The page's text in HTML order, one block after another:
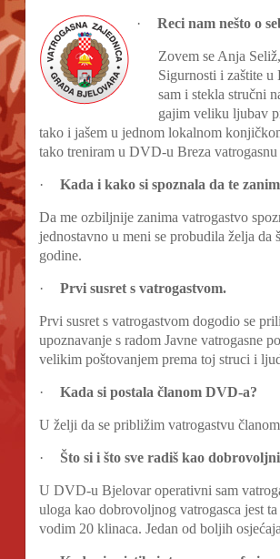
· Reci nam nešto o
Zovem se Anja
Sigurnosti i zaštite
sam i stekla stručni
gajim veliku ljubav
tako i jašem u jednom lokalnom
tako treniram u DVD-u Breza
· Kada i kako si spoznala da te
Da me ozbiljnije zanima vatrogastvo
jednostavno u meni se probudila želja
godine.
· Prvi susret s vatrogastvom.
Prvi susret s vatrogastvom dogodio se
upoznavanje s radom Javne vatrogasne
velikim poštovanjem prema toj struci i
· Kada si postala članom DVD-a?
U želji da se približim vatrogastvu
· Što si i što sve radiš kao
U DVD-u Bjelovar operativni sam
uloga kao dobrovoljnog vatrogasca jest
vodim 20 klinaca. Jedan od boljih